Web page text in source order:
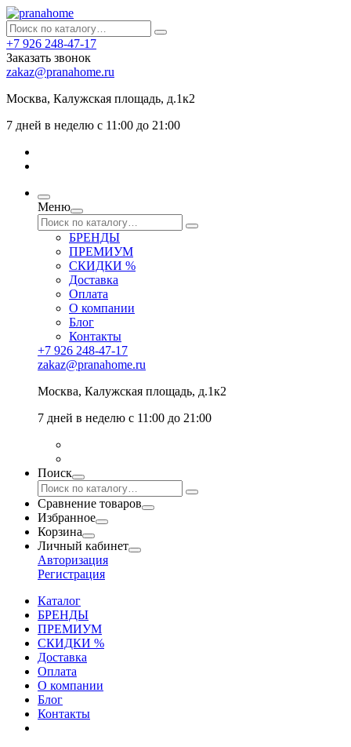
+7 926 248-47-17
Заказать звонок
zakaz@pranahome.ru
Москва, Калужская площадь, д.1к2
7 дней в неделю с 11:00 до 21:00
Меню
БРЕНДЫ
ПРЕМИУМ
СКИДКИ %
Доставка
Оплата
О компании
Блог
Контакты
+7 926 248-47-17
zakaz@pranahome.ru
Москва, Калужская площадь, д.1к2
7 дней в неделю с 11:00 до 21:00
Поиск
Сравнение товаров
Избранное
Корзина
Личный кабинет
Авторизация
Регистрация
Каталог
БРЕНДЫ
ПРЕМИУМ
СКИДКИ %
Доставка
Оплата
О компании
Блог
Контакты